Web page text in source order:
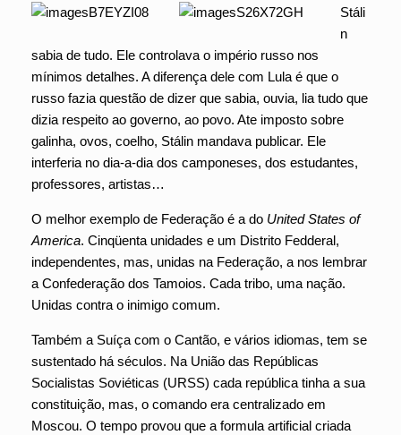
Stáli
n
sabia de tudo. Ele controlava o império russo nos
mínimos detalhes. A diferença dele com Lula é que o
russo fazia questão de dizer que sabia, ouvia, lia tudo que
dizia respeito ao governo, ao povo. Ate imposto sobre
galinha, ovos, coelho, Stálin mandava publicar. Ele
interferia no dia-a-dia dos camponeses, dos estudantes,
professores, artistas…
O melhor exemplo de Federação é a do United States of
America. Cinqüenta unidades e um Distrito Fedderal,
independentes, mas, unidas na Federação, a nos lembrar
a Confederação dos Tamoios. Cada tribo, uma nação.
Unidas contra o inimigo comum.
Também a Suíça com o Cantão, e vários idiomas, tem se
sustentado há séculos. Na União das Repúblicas
Socialistas Soviéticas (URSS) cada república tinha a sua
constituição, mas, o comando era centralizado em
Moscou. O tempo provou que a formula artificial criada